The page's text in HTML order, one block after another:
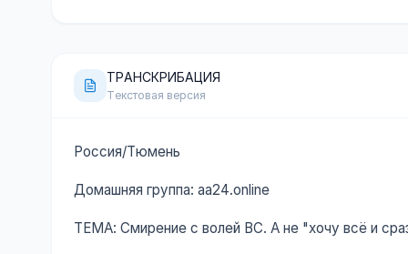
ТРАНСКРИБАЦИЯ
Текстовая версия
Россия/Тюмень
Домашняя группа: aa24.online
ТЕМА: Смирение с волей ВС. А не "хочу всё и